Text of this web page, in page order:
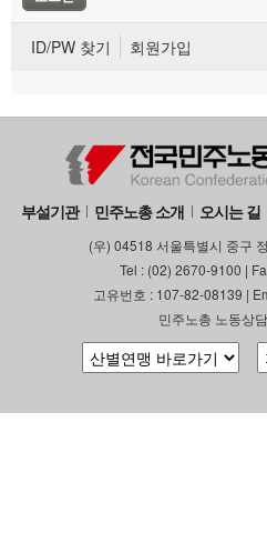
ID/PW 찾기 회원가입
부설기관 민주노총 소개 오시는 길
(우) 04518 서울특별시 중구
Tel : (02) 2670-9100 |
고유번호 : 107-82-08139 |
민주노총 노동상